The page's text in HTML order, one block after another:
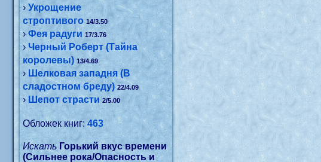
›Укрощение
строптивого 14/3.50
›Фея радуги 17/3.76
›Черный Роберт (Tайна
королевы) 13/4.69
›Шелковая западня (В
сладостном бреду) 22/4.09
›Шепот страсти 2/5.00
Обложек книг:463
Искать Горький вкус времени
(Сильнее рока/Опасность и